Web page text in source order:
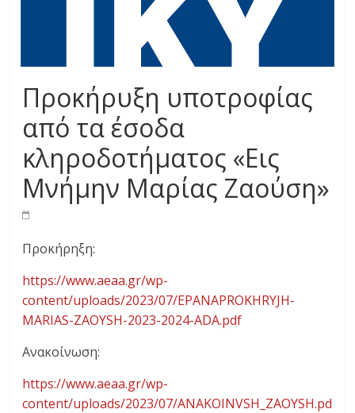
Προκήρυξη υποτροφίας
από τα έσοδα
κληροδοτήματος «Εις
Μνήμην Μαρίας Ζαούση»
Προκήρηξη:
https://www.aeaa.gr/wp-
content/uploads/2023/07/EPANAPROKHRYJH-
MARIAS-ZAOYSH-2023-2024-ADA.pdf
Ανακοίνωση:
https://www.aeaa.gr/wp-
content/uploads/2023/07/ANAKOINVSH_ZAOYSH.pd